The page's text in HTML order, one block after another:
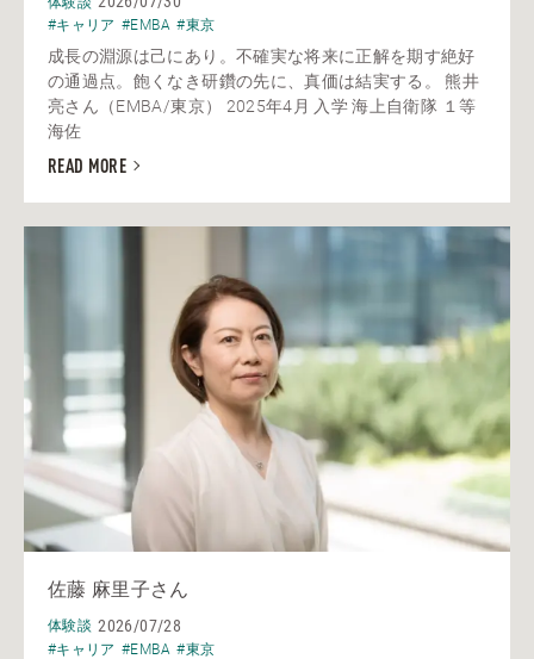
#キャリア #EMBA #東京
成長の淵源は己にあり。不確実な将来に正解を期す絶好
の通過点。飽くなき研鑽の先に、真価は結実する。 熊井
亮さん（EMBA/東京） 2025年4月 入学 海上自衛隊 １等
海佐
READ MORE
佐藤 麻里子さん
体験談 2026/07/28
#キャリア #EMBA #東京